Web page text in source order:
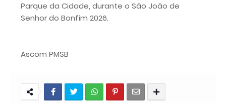
Parque da Cidade, durante o São João de
Senhor do Bonfim 2026.
Ascom PMSB